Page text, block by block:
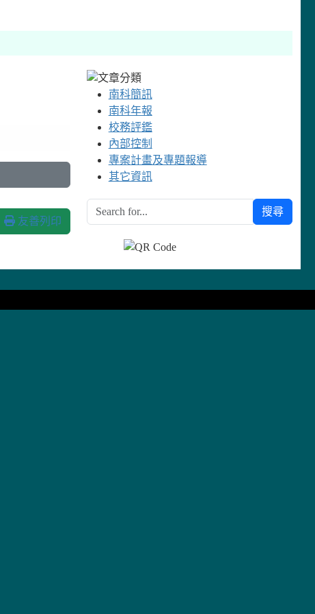
友善列印
南科簡訊
南科年報
校務評鑑
內部控制
專案計畫及專題報導
其它資訊
搜尋